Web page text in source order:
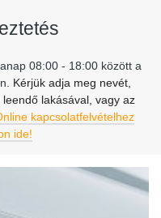
08:00 - 18:00 között a
Kérjük adja meg nevét,
lakásával, vagy az
kapcsolatfelvételhez
ide!